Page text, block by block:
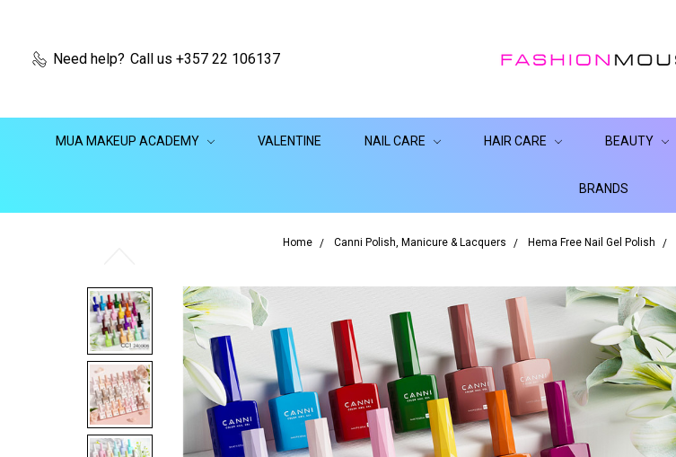
Need help? Call us +357 22 106137
MUA MAKEUP ACADEMY VALENTINE NAIL CARE HAIR CARE BEAUTY
BRANDS
Home Canni Polish, Manicure & Lacquers Hema Free Nail Gel Polish